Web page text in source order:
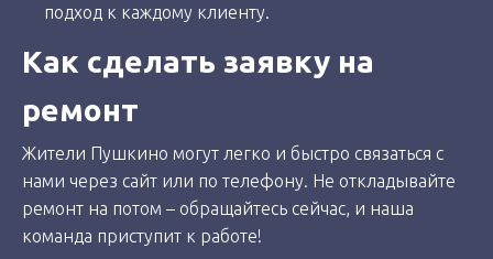
подход к каждому клиенту.
Как сделать заявку на
ремонт
Жители Пушкино могут легко и быстро связаться с
нами через сайт или по телефону. Не откладывайте
ремонт на потом – обращайтесь сейчас, и наша
команда приступит к работе!